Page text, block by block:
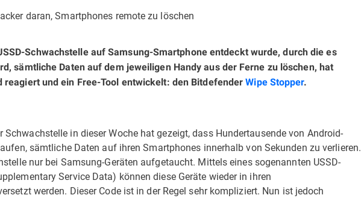
daran, Smartphones remote zu löschen
Schwachstelle auf Samsung-Smartphone entdeckt wurde, durch die es
sämtliche Daten auf dem jeweiligen Handy aus der Ferne zu löschen, hat
reagiert und ein Free-Tool entwickelt: den BitdefenderWipe Stopper.
Schwachstelle in dieser Woche hat gezeigt, dass Hundertausende von Android-
sämtliche Daten auf ihren Smartphones innerhalb von Sekunden zu verlieren.
nur bei Samsung-Geräten aufgetaucht. Mittels eines sogenannten USSD-
Service Data) können diese Geräte wieder in ihren
werden. Dieser Code ist in der Regel sehr kompliziert. Nun ist jedoch